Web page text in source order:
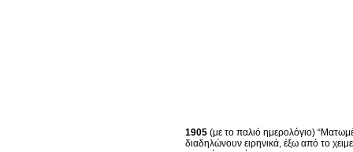
1905 (με το παλιό ημερολόγιο)
διαδηλώνουν ειρηνικά, έξω από το